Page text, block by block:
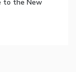
to the New